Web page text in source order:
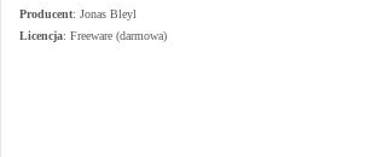
Producent: Jonas Bleyl
Licencja: Freeware (darmowa)